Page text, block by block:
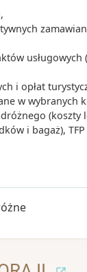
i opłat
w wybranych
(koszty
i bagaż), TFP